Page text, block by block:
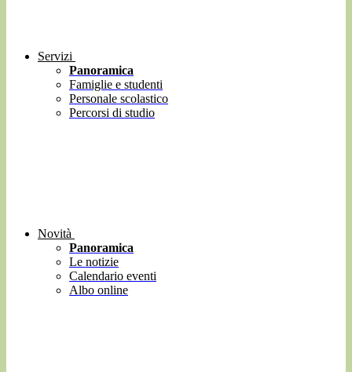
Servizi
Panoramica
Famiglie e studenti
Personale scolastico
Percorsi di studio
Novità
Panoramica
Le notizie
Calendario eventi
Albo online